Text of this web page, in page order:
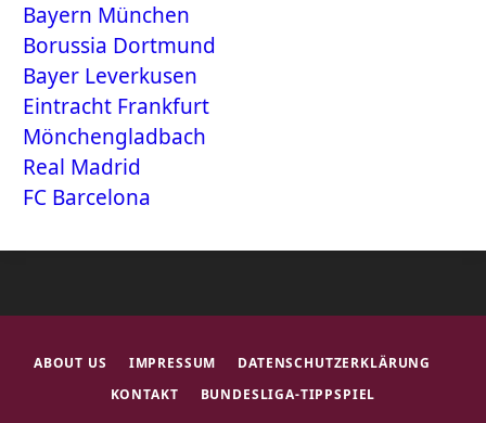
Bayern München
Borussia Dortmund
Bayer Leverkusen
Eintracht Frankfurt
Mönchengladbach
Real Madrid
FC Barcelona
ABOUT US IMPRESSUM
DATENSCHUTZERKLÄRUNG
KONTAKT
BUNDESLIGA-TIPPSPIEL